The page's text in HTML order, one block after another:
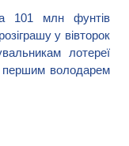
101 млн фунтів
у вівторок
лотереї
першим володарем